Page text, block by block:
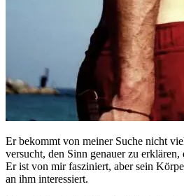
Er bekommt von meiner Suche nicht
versucht, den Sinn genauer zu erklären,
Er ist von mir fasziniert, aber sein
an ihm interessiert.